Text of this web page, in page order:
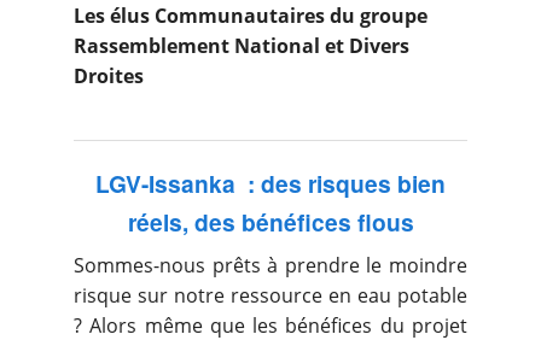
Les élus Communautaires du groupe
Rassemblement National et Divers
Droites
LGV-Issanka : des risques bien
réels, des bénéfices flous
Sommes-nous prêts à prendre le moindre
risque sur notre ressource en eau potable
? Alors même que les bénéfices du projet